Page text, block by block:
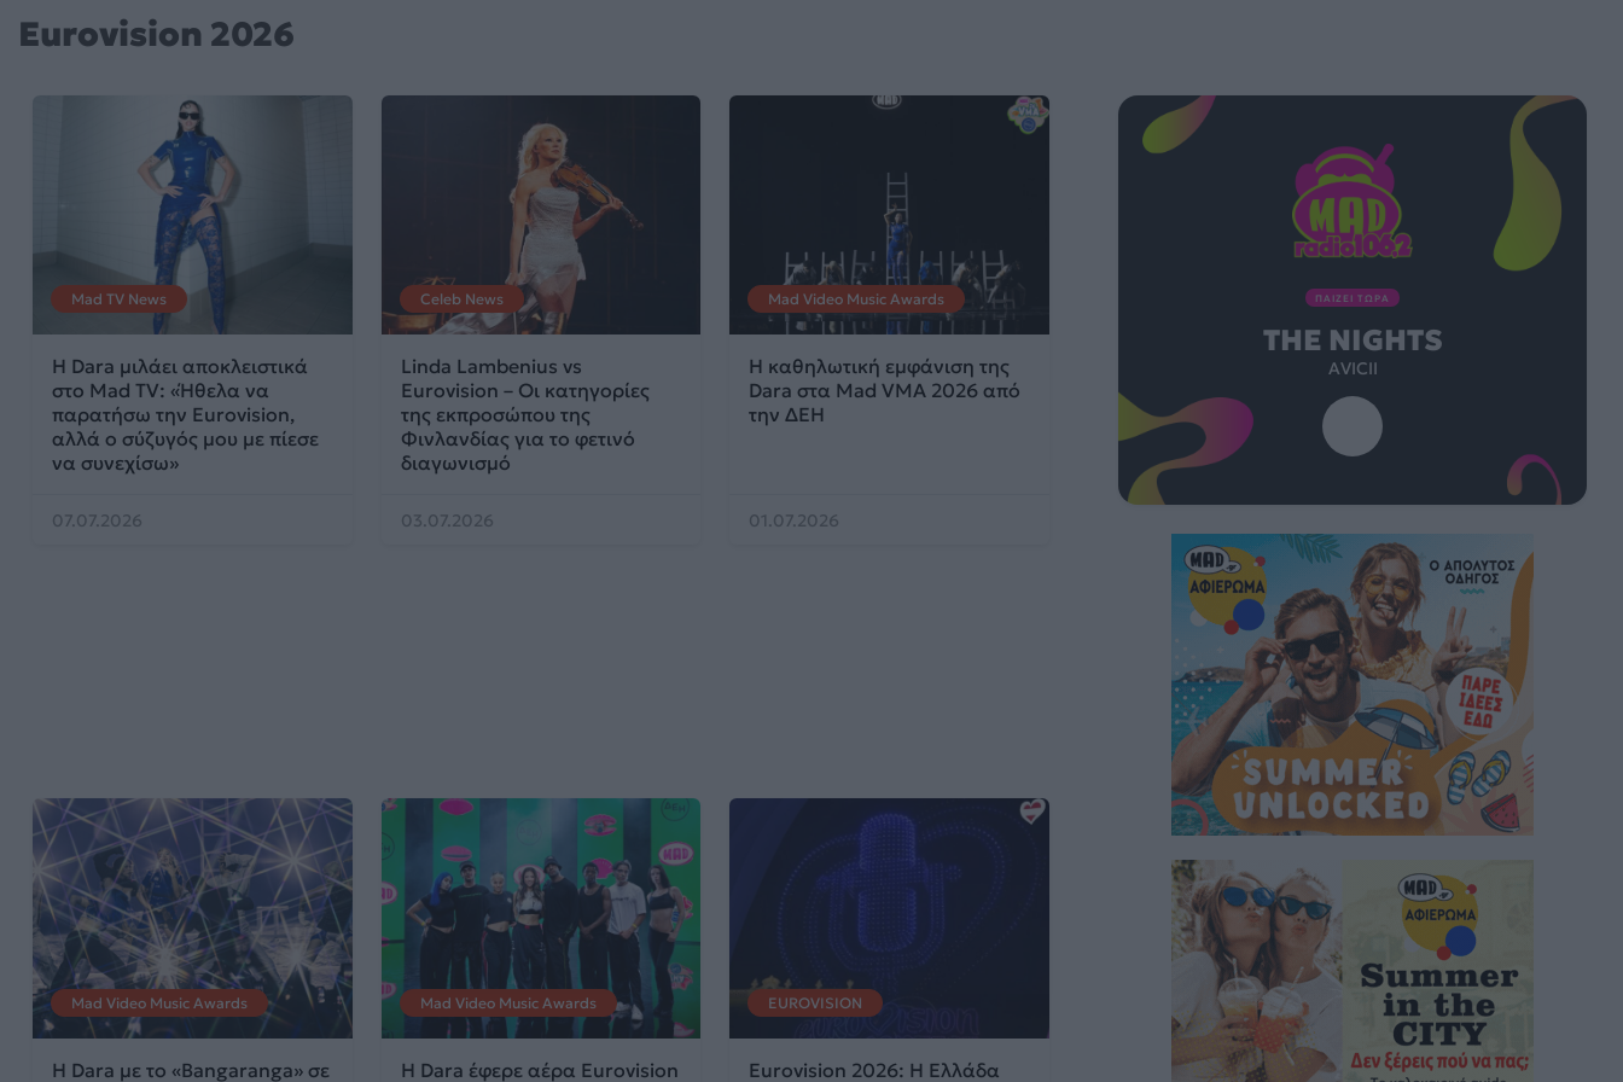
Eurovision 2026
Mad TV News
Η Dara μιλάει αποκλειστικά
στο Mad TV: «Ήθελα να
παρατήσω την Eurovision,
αλλά ο σύζυγός μου με πίεσε
να συνεχίσω»
07.07.2026
Celeb News
Linda Lambenius vs
Eurovision – Οι κατηγορίες
της εκπροσώπου της
Φινλανδίας για το φετινό
διαγωνισμό
03.07.2026
Mad Video Music Awards
Η καθηλωτική εμφάνιση της
Dara στα Mad VMA 2026 από
την ΔΕΗ
01.07.2026
Mad Video Music Awards
Η Dara με το «Bangaranga» σε
Mad Video Music Awards
Η Dara έφερε αέρα Eurovision
EUROVISION
Eurovision 2026: Η Ελλάδα
ΠΑΙΖΕΙ ΤΩΡΑ
THE NIGHTS
AVICII